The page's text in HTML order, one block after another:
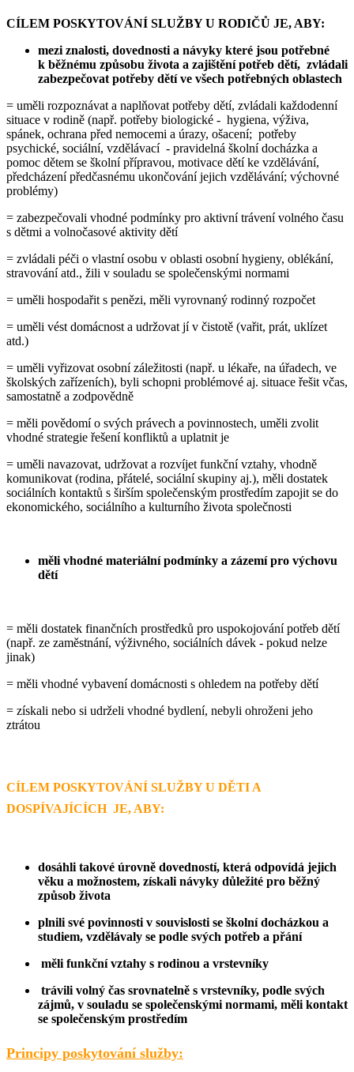
CÍLEM POSKYTOVÁNÍ SLUŽBY U RODIČŮ JE, ABY:
mezi znalosti, dovednosti a návyky které jsou potřebné
k běžnému způsobu života a zajištění potřeb dětí, zvládali
zabezpečovat potřeby dětí ve všech potřebných oblastech
= uměli rozpoznávat a naplňovat potřeby dětí, zvládali každodenní
situace v rodině (např. potřeby biologické - hygiena, výživa,
spánek, ochrana před nemocemi a úrazy, ošacení; potřeby
psychické, sociální, vzdělávací - pravidelná školní docházka a
pomoc dětem se školní přípravou, motivace dětí ke vzdělávání,
předcházení předčasnému ukončování jejich vzdělávání; výchovné
problémy)
= zabezpečovali vhodné podmínky pro aktivní trávení volného času
s dětmi a volnočasové aktivity dětí
= zvládali péči o vlastní osobu v oblasti osobní hygieny, oblékání,
stravování atd., žili v souladu se společenskými normami
= uměli hospodařit s penězi, měli vyrovnaný rodinný rozpočet
= uměli vést domácnost a udržovat jí v čistotě (vařit, prát, uklízet
atd.)
= uměli vyřizovat osobní záležitosti (např. u lékaře, na úřadech, ve
školských zařízeních), byli schopni problémové aj. situace řešit včas,
samostatně a zodpovědně
= měli povědomí o svých právech a povinnostech, uměli zvolit
vhodné strategie řešení konfliktů a uplatnit je
= uměli navazovat, udržovat a rozvíjet funkční vztahy, vhodně
komunikovat (rodina, přátelé, sociální skupiny aj.), měli dostatek
sociálních kontaktů s širším společenským prostředím zapojit se do
ekonomického, sociálního a kulturního života společnosti
měli vhodné materiální podmínky a zázemí pro výchovu
dětí
= měli dostatek finančních prostředků pro uspokojování potřeb dětí
(např. ze zaměstnání, výživného, sociálních dávek - pokud nelze
jinak)
= měli vhodné vybavení domácnosti s ohledem na potřeby dětí
= získali nebo si udrželi vhodné bydlení, nebyli ohroženi jeho
ztrátou
CÍLEM POSKYTOVÁNÍ SLUŽBYU DĚTI A
DOSPÍVAJÍCÍCH JE, ABY:
dosáhli takové úrovně dovedností, která odpovídá jejich
věku a možnostem, získali návyky důležité pro běžný
způsob života
plnili své povinnosti v souvislosti se školní docházkou a
studiem, vzdělávaly se podle svých potřeb a přání
měli funkční vztahy s rodinou a vrstevníky
trávili volný čas srovnatelně s vrstevníky, podle svých
zájmů, v souladu se společenskými normami, měli kontakt
se společenským prostředím
Principy poskytování služby: